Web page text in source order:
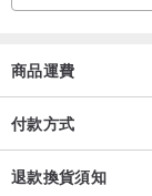
商品運費
付款方式
退款換貨須知